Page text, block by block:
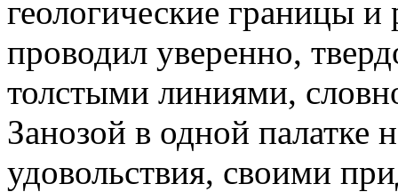
геологические границы
проводил уверенно,
толстыми линиями,
Занозой в одной палатке
удовольствия, своими